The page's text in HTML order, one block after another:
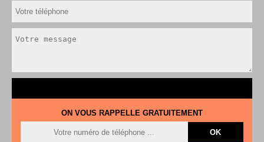
ON VOUS RAPPELLE GRATUITEMENT